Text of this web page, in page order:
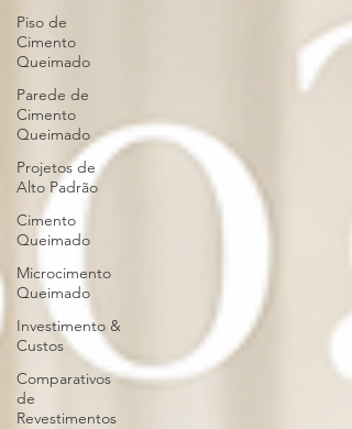
Piso de
Cimento
Queimado
Parede de
Cimento
Queimado
Projetos de
Alto Padrão
Cimento
Queimado
Microcimento
Queimado
Investimento &
Custos
Comparativos
de
Revestimentos